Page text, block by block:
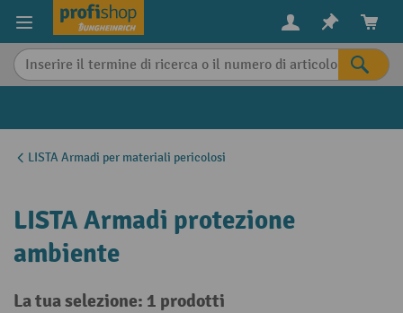
content
LISTA Armadi per materiali pericolosi
LISTA Armadi protezione
ambiente
La tua selezione: 1 prodotti